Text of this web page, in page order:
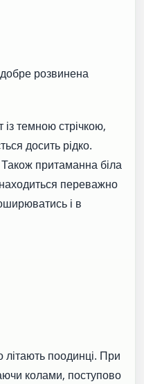
розвинена
із темною стрічкою,
досить рідко.
притаманна біла
переважно
і в
літають поодинці. При
колами, поступово